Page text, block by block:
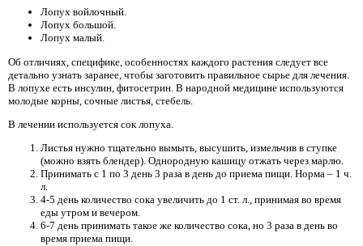
Лопух войлочный.
Лопух большой.
Лопух малый.
Об отличиях, специфике, особенностях каждого растения следует все
детально узнать заранее, чтобы заготовить правильное сырье для лечения.
В лопухе есть инсулин, фитосетрин. В народной медицине используются
молодые корны, сочные листья, стебель.
В лечении используется сок лопуха.
Листья нужно тщательно вымыть, высушить, измельчив в ступке
(можно взять блендер). Однородную кашицу отжать через марлю.
Принимать с 1 по 3 день 3 раза в день до приема пищи. Норма – 1 ч.
л.
4-5 день количество сока увеличить до 1 ст. л., принимая во время
еды утром и вечером.
6-7 день принимать такое же количество сока, но 3 раза в день во
время приема пищи.